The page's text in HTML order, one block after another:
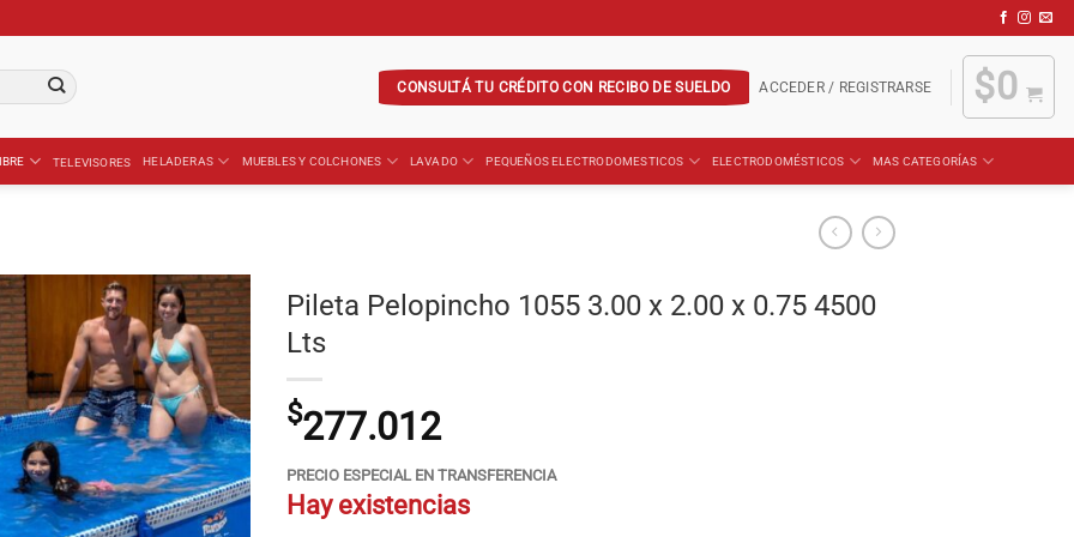
CONSULTÁ TU CRÉDITO CON RECIBO DE SUELDO ACCEDER / REGISTRARSE $0
TELEVISORES HELADERAS MUEBLES Y COLCHONES LAVADO PEQUEÑOS ELECTRODOMESTICOS ELECTRODOMÉSTICOS MAS CATEGORÍAS
Pileta Pelopincho 1055 3.00 x 2.00 x 0.75 4500
Lts
$277.012
PRECIO ESPECIAL EN TRANSFERENCIA
Hay existencias